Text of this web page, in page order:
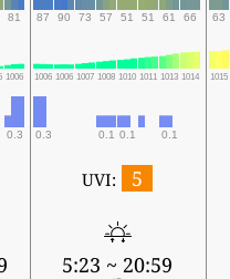
81 87 90 73 57 51 51 61 66 63
1006 1006 1006 1007 1008 1010 1011 1013 1014 1015
0.3 0.3 0.1 0.1 0.1
UVI: 5
5:23 ~ 20:59